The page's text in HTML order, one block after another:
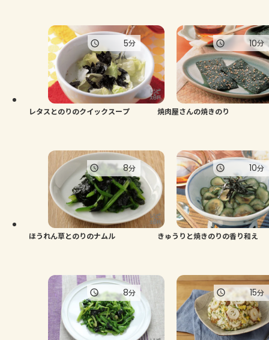
レタスとのりのクイックスープ
5分
焼肉屋さんの焼きのり
10分
ほうれん草とのりのナムル
8分
きゅうりと焼きのりの香り和え
10分
8分 15分